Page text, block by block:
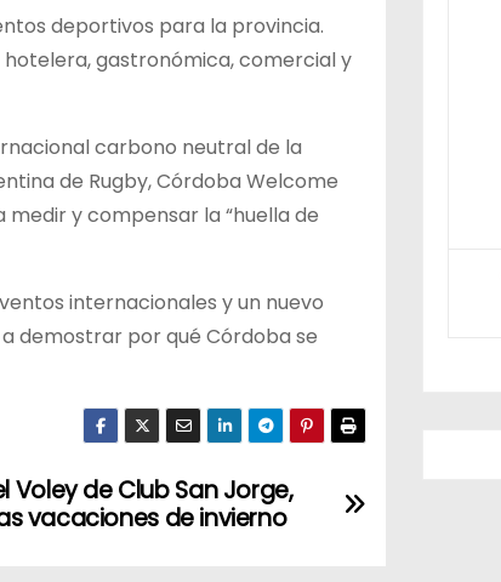
deportivos para la provincia.
gastronómica, comercial y
carbono neutral de la
de Rugby, Córdoba Welcome
y compensar la “huella de
internacionales y un nuevo
demostrar por qué Córdoba se
Voley de Club San Jorge,
vacaciones de invierno